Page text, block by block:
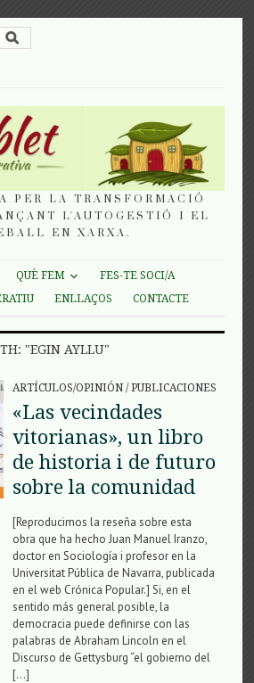
PER LA TRANSFORMACIÓ
L'AUTOGESTIÓ I EL
EN XARXA.
QUÈ FEM
FES-TE SOCI/A
ENLLAÇOS CONTACTE
"EGIN AYLLU"
ARTÍCULOS/OPINIÓN/PUBLICACIONES
«Las vecindades
vitorianas», un libro
de historia i de futuro
sobre la comunidad
[Reproducimos la reseña sobre esta
obra que ha hecho Juan Manuel Iranzo,
doctor en Sociología i profesor en la
Universitat Pública de Navarra, publicada
en el web Crónica Popular.] Si, en el
sentido más general posible, la
democracia puede definirse con las
palabras de Abraham Lincoln en el
Discurso de Gettysburg “el gobierno del
[…]